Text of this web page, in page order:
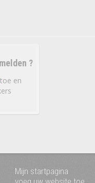
?
toe en
Mijn startpagina